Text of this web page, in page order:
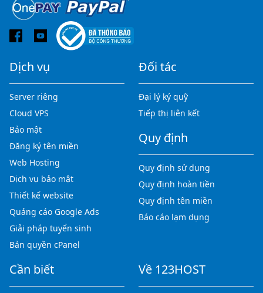
Dịch vụ
Server riêng
Cloud VPS
Bảo mật
Đăng ký tên miền
Web Hosting
Dịch vụ bảo mật
Thiết kế website
Quảng cáo Google Ads
Giải pháp tuyển sinh
Bản quyền cPanel
Đối tác
Đại lý ký quỹ
Tiếp thị liên kết
Quy định
Quy định sử dụng
Quy định hoàn tiền
Quy định tên miền
Báo cáo lạm dụng
Cần biết Về 123HOST